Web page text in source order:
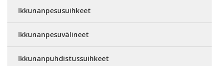
Ikkunanpesusuihkeet
Ikkunanpesuvälineet
Ikkunanpuhdistussuihkeet